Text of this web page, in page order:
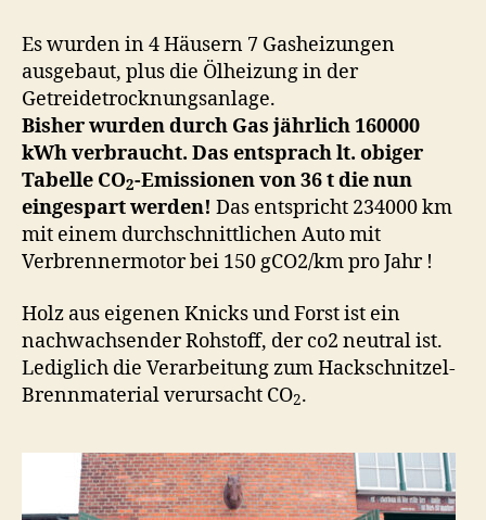
Es wurden in 4 Häusern 7 Gasheizungen
ausgebaut, plus die Ölheizung in der
Getreidetrocknungsanlage.
Bisher wurden durch Gas jährlich 160000
kWh verbraucht. Das entsprach lt. obiger
Tabelle CO2-Emissionen von 36 t die nun
eingespart werden! Das entspricht 234000 km
mit einem durchschnittlichen Auto mit
Verbrennermotor bei 150 gCO2/km pro Jahr !
Holz aus eigenen Knicks und Forst ist ein
nachwachsender Rohstoff, der co2 neutral ist.
Lediglich die Verarbeitung zum Hackschnitzel-
Brennmaterial verursacht CO2.